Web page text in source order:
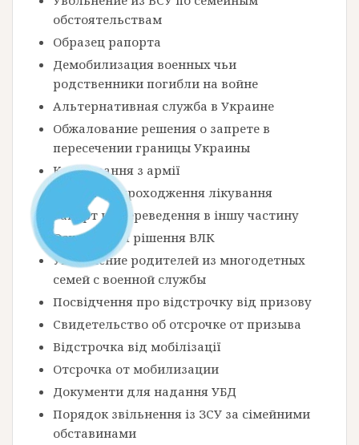
обстоятельствам
Образец рапорта
Демобилизация военных чьи
родственники погибли на войне
Альтернативная служба в Украине
Обжалование решения о запрете в
пересечении границы Украины
Комісування з армії
Рапорт на проходження лікування
Рапорт на переведення в іншу частину
Оскарження рішення ВЛК
Увольнение родителей из многодетных
семей с военной службы
Посвідчення про відстрочку від призову
Свидетельство об отсрочке от призыва
Відстрочка від мобілізації
Отсрочка от мобилизации
Документи для надання УБД
Порядок звільнення із ЗСУ за сімейними
обставинами